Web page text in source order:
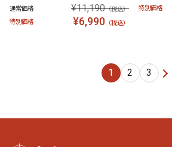
通常価格 ¥11,190（税込）
特別価格
¥6,990 （税込）
特別価格
1 2 3 次